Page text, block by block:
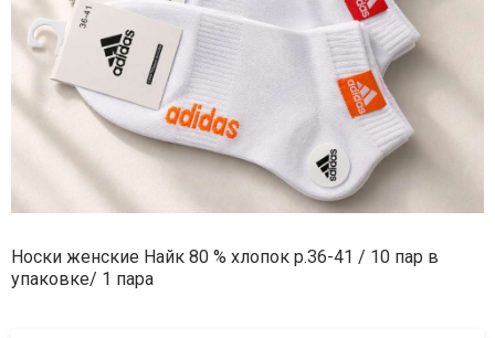
Носки женские Найк 80 % хлопок р.36-41 / 10 пар в
упаковке/ 1 пара